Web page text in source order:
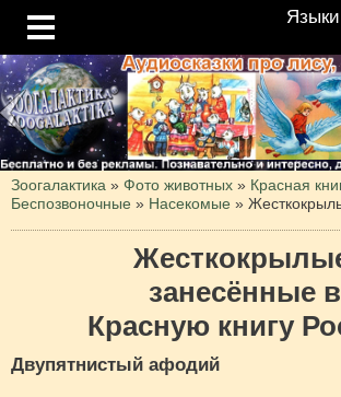
Языки
Зоогалактика » Фото животных » Красная
Беспозвоночные » Насекомые »
занесённые в
Красную книгу
Двупятнистый афодий